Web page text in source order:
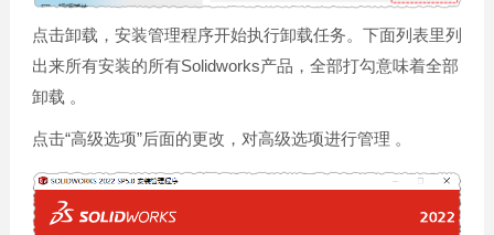
点击卸载，安装管理程序开始执行卸载任务。下面列表里列
出来所有安装的所有Solidworks产品，全部打勾意味着全部
卸载 。
点击“高级选项”后面的更改，对高级选项进行管理 。